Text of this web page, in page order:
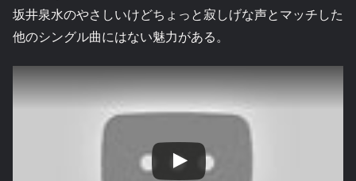
坂井泉水のやさしいけどちょっと寂しげな声とマッチした
他のシングル曲にはない魅力がある。